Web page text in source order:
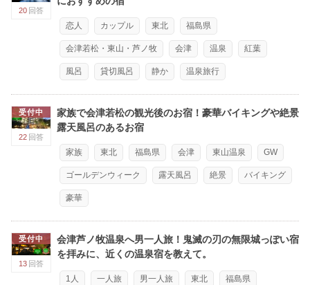
20 回答
恋人 カップル 東北 福島県
会津若松・東山・芦ノ牧 会津 温泉 紅葉
風呂 貸切風呂 静か 温泉旅行
受付中
22 回答
家族で会津若松の観光後のお宿！豪華バイキングや絶景
露天風呂のあるお宿
家族 東北 福島県 会津 東山温泉 GW
ゴールデンウィーク 露天風呂 絶景 バイキング
豪華
受付中
13 回答
会津芦ノ牧温泉へ男一人旅！鬼滅の刃の無限城っぽい宿
を拝みに、近くの温泉宿を教えて。
1人 一人旅 男一人旅 東北 福島県